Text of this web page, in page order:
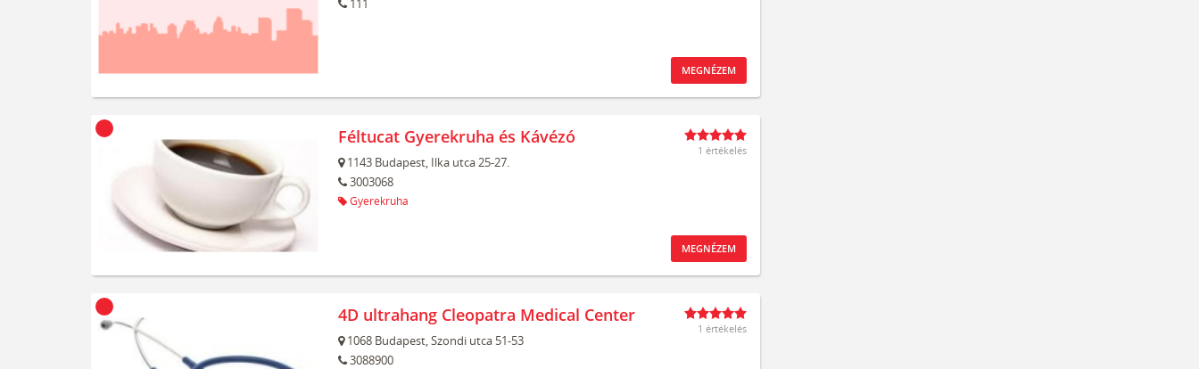
111
MEGNÉZEM
Féltucat Gyerekruha és Kávézó
1143 Budapest, Ilka utca 25-27.
3003068
Gyerekruha
1 értékelés
MEGNÉZEM
4D ultrahang Cleopatra Medical Center
1068 Budapest,Szondi utca 51-53
3088900
1 értékelés